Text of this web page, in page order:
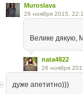
Muroslava
26 ноября 2015,
Велике дякую,
nata4822
26 ноября
дуже апетитно)))